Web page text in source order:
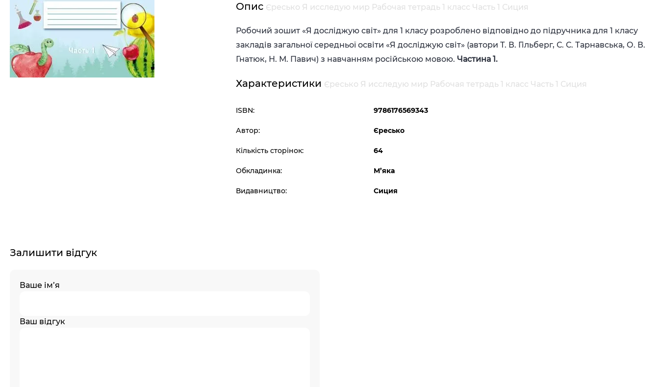
Опис Єресько Я исследую мир Рабочая тетрадь 1 класс Часть 1 Сиция
Робочий зошит «Я досліджую світ» для 1 класу розроблено відповідно до підручника для 1 класу
закладів загальної середньої освіти «Я досліджую світ» (автори Т. В. Гільберг, С. С. Тарнавська, О. В.
Гнатюк, Н. М. Павич) з навчанням російською мовою.Частина 1.
Характеристики Єресько Я исследую мир Рабочая тетрадь 1 класс Часть 1 Сиция
ISBN: 9786176569343
Автор: Єресько
Кількість сторінок: 64
Обкладинка: М’яка
Видавництво: Сиция
Залишити відгук
Ваше ім’я
Ваш відгук